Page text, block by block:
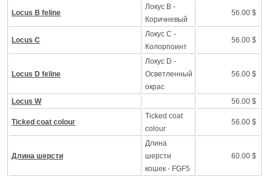
Locus B feline
Локус B -
Коричневый
56.00 $
Locus C
Локус C -
Колорпоинт
56.00 $
Locus D feline
Локус D -
Осветленный
окрас
56.00 $
Locus W 56.00 $
Ticked coat colour
Ticked coat
colour
56.00 $
Длина шерсти
Длина
шерсти
кошек - FGF5
60.00 $